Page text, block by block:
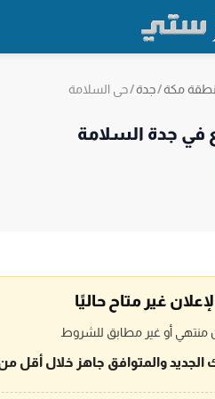
مكة/جدة/حي السلامة
في جدة السلامة
غير متاح حاليًا
منتهي أو غير مطابق للشروط
الجديد والمتوافق جاهز خلال أقل